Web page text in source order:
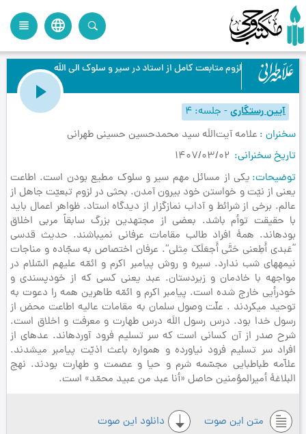
language
view_headline
لزوم متابعت كامل از استاد در سیر و سلوك الى اللَه
آیین رستگاری- جلسه 4
سخنران علامه آیت‌اللَه سید محمدحسین حسینی طهرانی
تاریخ سخنرانی
توضیحات یکی از مسائل مهم سیر و سلوک مطیع بودن است. اطاعت
یعنی از نیّت و خواستن خود بیرون آمدن‏. بحثی در لزوم تبعیّت جاهل از
عالم. برخی از شرائط و آداب نمازگزار از دیدگاه استاد. ظواهر اعمال باید
با حقیقت توأم باشد. بعضی از مجتهدین بزرگ سابقاً مربی اخلاق
بوده‏اند. همۀ افراد طالب مقامات عرفانی نمی‏باشند. حدیث قدسی
”عَبدی أَطِعنی حَتَّی أَجعَلَکَ مِثلی“. عرفان اختصاص به سجّاده و مناجات
نیمه‏های شب ندارد. سیره و روش پیامبر اکرم و ائمّه علیهم السّلام در
مواجهه با خادمان و زیردستان. عبد یعنی کسی که از خودپسندی و
خودرأیی خارج شده است. پیامبر اکرم و ائمّه طاهرین همه را دعوت به
توحید می‏کردند . علّت وصول سلمان به مقامات عالیه اطاعت محض از
رسول خدا بود. درس رسول اللَه درس طهارت و معرفت و اخلاق است.
شرح صدر از آن کسانی است که سر تسلیم فرود آورده‏اند. عده‏ای از
افراد سر تسلیم فرود نیاورده و همواره باعث اذیّت پیامبر می‏شدند.
علاّمه طباطبایی مجسّمه شرم و حیا و عصمت و طهارت بودند. نهج
البلاغۀ أمیرالمؤمنین حاصل «أنا عبد من عبید محمّد» است.
متن این صوت دانلود این صوت